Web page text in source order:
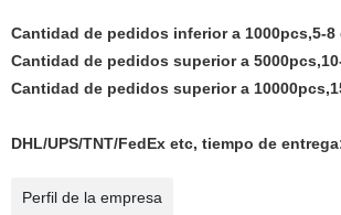
Cantidad de pedidos inferior a 1000pcs,5-
Cantidad de pedidos superior a
Cantidad de pedidos superior a
DHL/UPS/TNT/FedEx etc, tiempo de
Perfil de la empresa